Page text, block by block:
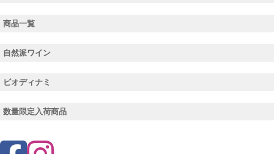
商品一覧
自然派ワイン
ビオディナミ
数量限定入荷商品